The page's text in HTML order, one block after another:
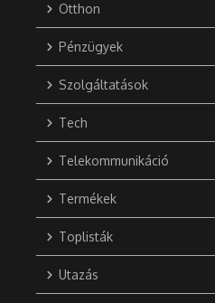
Otthon
Pénzügyek
Szolgáltatások
Tech
Telekommunikáció
Termékek
Toplisták
Utazás